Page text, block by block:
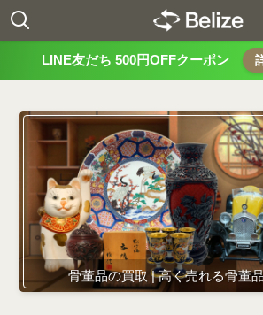
LINE友だち 500円OFFクーポン
骨董品の買取 | 高く売れる骨董